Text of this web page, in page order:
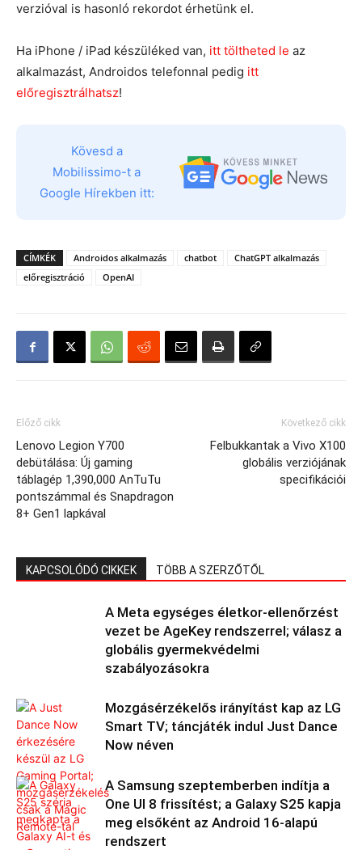
verzióval is hasonló rekordot érhetünk el.
Ha iPhone / iPad készüléked van, itt töltheted le az
alkalmazást, Androidos telefonnal pedig itt
előregisztrálhatsz!
Kövesd a
Mobilissimo-t a
Google Hírekben itt:
CÍMKÉK Androidos alkalmazás chatbot
ChatGPT alkalmazás
előregisztráció
OpenAI
Előző cikk
Lenovo Legion Y700
debütálása: Új gaming
táblagép 1,390,000 AnTuTu
pontszámmal és Snapdragon
8+ Gen1 lapkával
Következő cikk
Felbukkantak a Vivo X100
globális verziójának
specifikációi
KAPCSOLÓDÓ CIKKEK TÖBB A SZERZŐTŐL
A Meta egységes életkor-ellenőrzést
vezet be AgeKey rendszerrel; válasz a
globális gyermekvédelmi
szabályozásokra
Mozgásérzékelős irányítást kap az LG
Smart TV; táncjáték indul Just Dance
Now néven
A Samsung szeptemberben indítja a
One UI 8 frissítést; a Galaxy S25 kapja
meg elsőként az Android 16-alapú
rendszert